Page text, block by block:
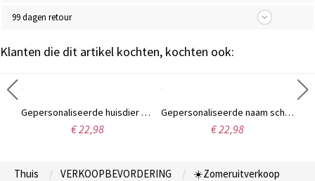
99 dagen retour
Klanten die dit artikel kochten, kochten ook:
Gepersonaliseerde huisdier krant lezen op toilet muur kunst schilderij, grappig huisdier portret badkamer decor, housewarming cadeau, huisdier cadeau voor honden moeder/kattenliefhebber
€ 22,98
Gepersonaliseerde naam schoolbus ontwerp waterfles, 16oz PC plastic milieuvriendelijke kinderfles, verjaardags-/terug naar schoolcadeau voor jongens/meisjes/sportliefhebbers
€ 22,98
Thuis VERKOOPBEVORDERING ☀️Zomeruitverkoop